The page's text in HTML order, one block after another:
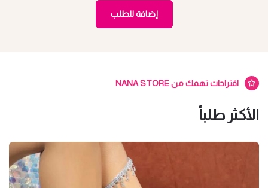
إضافة للطلب
اقتراحات تهمك من NANA STORE
الأكثر طلباً